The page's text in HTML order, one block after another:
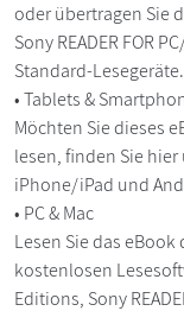
oder übertragen Sie
Sony READER FOR
Standard-Lesegeräte.
• Tablets &
Möchten Sie dieses
lesen, finden Sie
iPhone/iPad und
• PC & Mac
Lesen Sie das
kostenlosen
Editions, Sony